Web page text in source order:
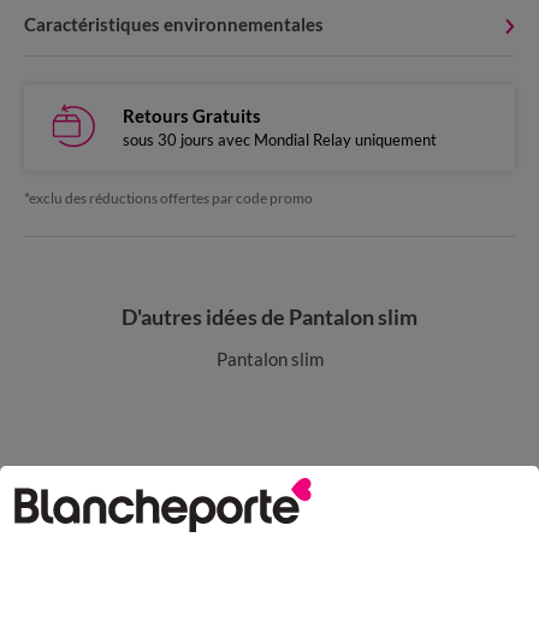
Caractéristiques environnementales
Retours Gratuits
sous 30 jours avec Mondial Relay uniquement
*exclu des réductions offertes par code promo
D'autres idées de Pantalon slim
Pantalon slim
Paiement 100% sécurisé
Payez plus tard ou en plusieurs fois